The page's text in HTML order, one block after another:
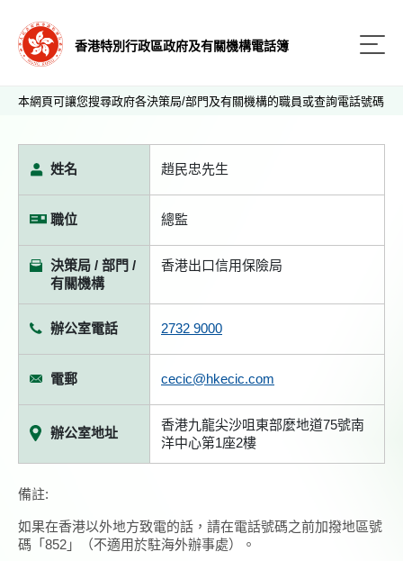
香港特別行政區政府及有關機構電話簿
本網頁可讓您搜尋政府各決策局/部門及有關機構的職員或查詢電話號碼
姓名 趙民忠先生
職位 總監
決策局 / 部門 /
有關機構
香港出口信用保險局
辦公室電話 2732 9000
電郵 cecic@hkecic.com
辦公室地址
香港九龍尖沙咀東部麼地道75號南
洋中心第1座2樓
備註:
如果在香港以外地方致電的話，請在電話號碼之前加撥地區號
碼「852」（不適用於駐海外辦事處）。